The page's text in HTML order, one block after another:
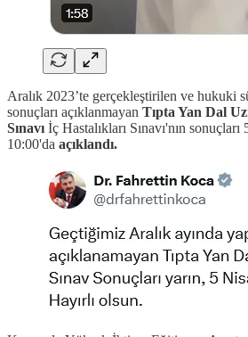
Aralık 2023’te gerçekleştirilen ve hukuki
sonuçları açıklanmayan Tıpta Yan Dal
Sınavı İç Hastalıkları Sınavı'nın
10:00'da açıklandı.